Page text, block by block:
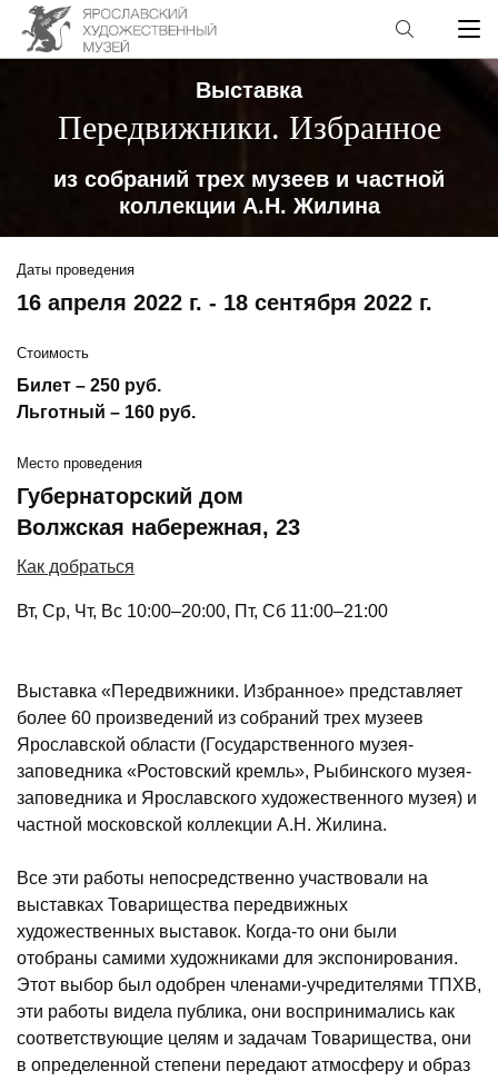
Выставка
Передвижники. Избранное
из собраний трех музеев и частной
коллекции А.Н. Жилина
Выставка «Передвижники. Избранное» представляет
более 60 произведений из собраний трех музеев
Ярославской области (Государственного музея-
заповедника «Ростовский кремль», Рыбинского музея-
заповедника и Ярославского художественного музея) и
частной московской коллекции А.Н. Жилина.
Все эти работы непосредственно участвовали на
выставках Товарищества передвижных
художественных выставок. Когда-то они были
отобраны самими художниками для экспонирования.
Этот выбор был одобрен членами-учредителями ТПХВ,
эти работы видела публика, они воспринимались как
соответствующие целям и задачам Товарищества, они
в определенной степени передают атмосферу и образ
Даты проведения
16 апреля 2022 г. - 18 сентября 2022 г.
Стоимость
Билет – 250 руб.
Льготный – 160 руб.
Место проведения
Губернаторский дом
Волжская набережная, 23
Как добраться
Вт, Ср, Чт, Вс 10:00–20:00, Пт, Сб 11:00–21:00